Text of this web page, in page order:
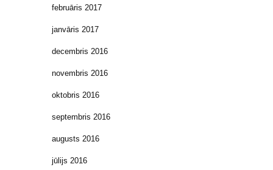
februāris 2017
janvāris 2017
decembris 2016
novembris 2016
oktobris 2016
septembris 2016
augusts 2016
jūlijs 2016